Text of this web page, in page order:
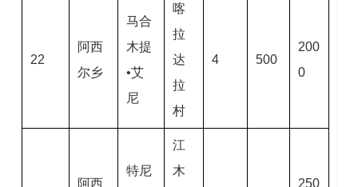
22
阿西
尔乡
马合
木提
•艾
尼
喀
拉
达
拉
村
4 500
200
0
阿西
特尼
江
木
250